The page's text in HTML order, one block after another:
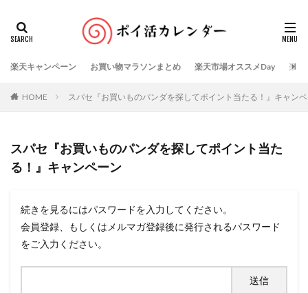
楽天キャンペーン お買い物マラソンまとめ 楽天市場オススメDay 楽天
HOME スパセ『お買いものパンダを探してポイント当たる！』キャン
スパセ『お買いものパンダを探してポイント当た
る！』キャンペーン
続きを見るにはパスワードを入力してください。
会員登録、もしくはメルマガ登録後に発行されるパスワード
をご入力ください。